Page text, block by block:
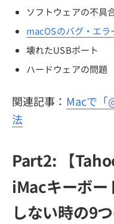
ソフトウェアの不具
macOSのバグ・エラ
壊れたUSBポート
ハードウェアの問題
関連記事： Macで「
法
Part2: 【
iMacキーボー
しない時の9